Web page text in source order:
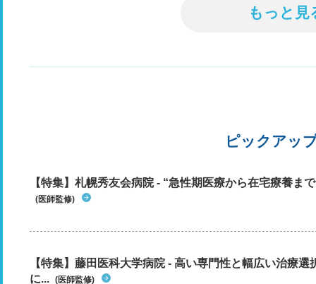
もっと見
ピックアッ
【特集】札幌秀友会病院 - “急性期医療から在宅療養ま
(医師監修)
【特集】藤田医科大学病院 - 高い専門性と幅広い治療
に... (医師監修)